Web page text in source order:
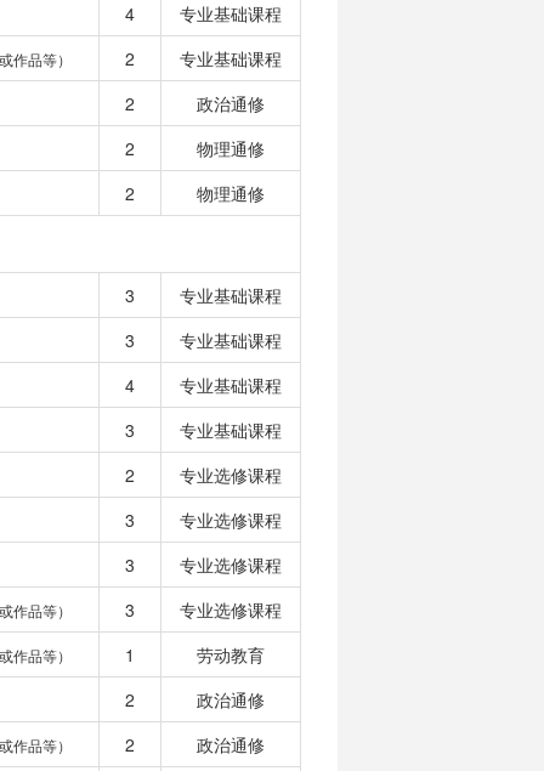
4
专业基础课程
作品等） 2
专业基础课程
2
政治通修
2
物理通修
2
物理通修
3
专业基础课程
3
专业基础课程
4
专业基础课程
3
专业基础课程
2
专业选修课程
3
专业选修课程
3
专业选修课程
作品等） 3 专业选修课程
作品等） 1
劳动教育
2
政治通修
作品等） 2
政治通修